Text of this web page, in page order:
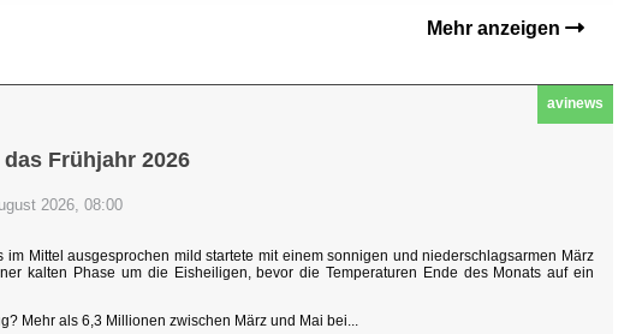
Mehr anzeigen
avinews
Frühjahr 2026
2026, 08:00
Mittel ausgesprochen mild startete mit einem sonnigen und niederschlagsarmen März
kalten Phase um die Eisheiligen, bevor die Temperaturen Ende des Monats auf ein
Mehr als 6,3 Millionen zwischen März und Mai bei...